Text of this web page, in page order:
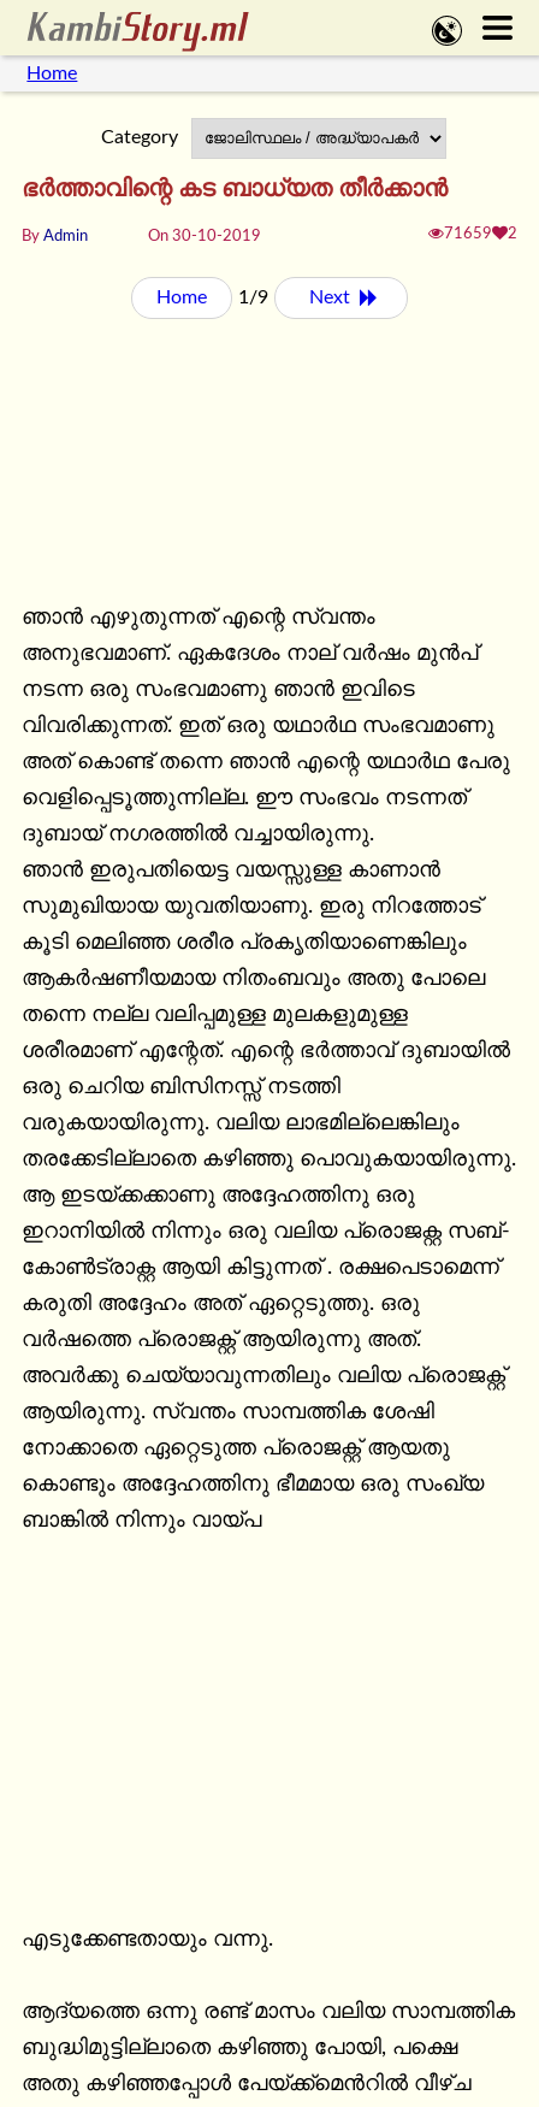
Home
Category
ഭർത്താവിന്റെ കട ബാധ്യത തീർക്കാൻ
By Admin On 30-10-2019 71659 2
Home 1/9 Next
ഞാൻ എഴുതുന്നത് എന്റെ സ്വന്തം
അനുഭവമാണ്. ഏകദേശം നാല് വർഷം മുൻപ്
നടന്ന ഒരു സംഭവമാണു ഞാൻ ഇവിടെ
വിവരിക്കുന്നത്. ഇത് ഒരു യഥാർഥ സംഭവമാണു
അത് കൊണ്ട് തന്നെ ഞാൻ എന്റെ യഥാർഥ പേരു
വെളിപ്പെടൂത്തുന്നില്ല. ഈ സംഭവം നടന്നത്
ദുബായ് നഗരത്തിൽ വച്ചായിരുന്നു.
ഞാൻ ഇരുപതിയെട്ട വയസ്സുള്ള കാണാൻ
സുമുഖിയായ യുവതിയാണു. ഇരു നിറത്തോട്
കൂടി മെലിഞ്ഞ ശരീര പ്രകൃതിയാണെങ്കിലും
ആകർഷണീയമായ നിതംബവും അതു പോലെ
തന്നെ നല്ല വലിപ്പമുള്ള മുലകളുമുള്ള
ശരീരമാണ് എന്റേത്. എന്റെ ഭർത്താവ് ദുബായിൽ
ഒരു ചെറിയ ബിസിനസ്സ് നടത്തി
വരുകയായിരുന്നു. വലിയ ലാഭമില്ലെങ്കിലും
തരക്കേടില്ലാതെ കഴിഞ്ഞു പൊവുകയായിരുന്നു.
ആ ഇടയ്ക്കക്കാണു അദ്ദേഹത്തിനു ഒരു
ഇറാനിയിൽ നിന്നും ഒരു വലിയ പ്രൊജക്റ്റ സബ്-
കോൺട്രാക്റ്റ ആയി കിട്ടുന്നത് . രക്ഷപെടാമെന്ന്
കരുതി അദ്ദേഹം അത് ഏറ്റെടുത്തു. ഒരു
വർഷത്തെ പ്രൊജക്റ്റ് ആയിരുന്നു അത്.
അവർക്കു ചെയ്യാവുന്നതിലും വലിയ പ്രൊജക്റ്റ്
ആയിരുന്നു. സ്വന്തം സാമ്പത്തിക ശേഷി
നോക്കാതെ ഏറ്റെടുത്ത പ്രൊജക്റ്റ് ആയതു
കൊണ്ടും അദ്ദേഹത്തിനു ഭീമമായ ഒരു സംഖ്യ
ബാങ്കിൽ നിന്നും വായ്പ
എടുക്കേണ്ടതായും വന്നു.
ആദ്യത്തെ ഒന്നു രണ്ട് മാസം വലിയ സാമ്പത്തിക
ബുദ്ധിമുട്ടില്ലാതെ കഴിഞ്ഞു പോയി, പക്ഷെ
അതു കഴിഞ്ഞപ്പോൾ പേയ്ക്ക്മെൻറിൽ വീഴ്ച